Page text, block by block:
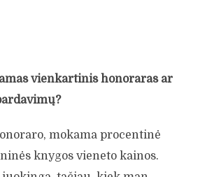
vienkartinis honoraras ar
mokama procentinė
knygos vieneto kainos.